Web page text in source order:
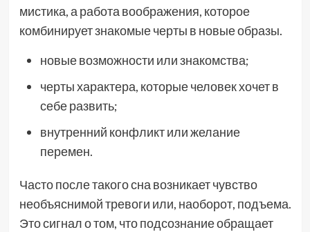
мистика, а работа воображения, которое
комбинирует знакомые черты в новые образы.
новые возможности или знакомства;
черты характера, которые человек хочет в
себе развить;
внутренний конфликт или желание
перемен.
Часто после такого сна возникает чувство
необъяснимой тревоги или, наоборот, подъема.
Это сигнал о том, что подсознание обращает